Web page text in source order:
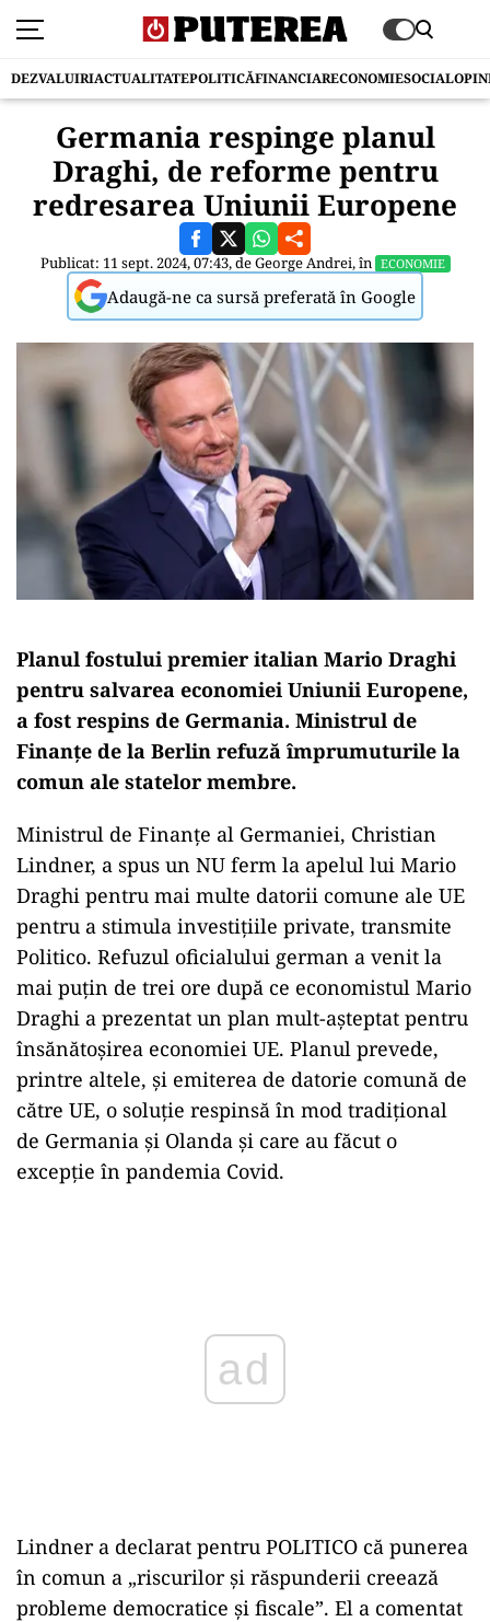
DEZVALUIRIACTUALITATEPOLITICĂFINANCIARECONOMIESOCIAL
Germania respinge planul
Draghi, de reforme pentru
redresarea Uniunii Europene
Publicat: 11 sept. 2024, 07:43, deGeorge Andrei, în ECONOMIE
Adaugă-ne ca sursă preferată în Google
Planul fostului premier italian Mario Draghi
pentru salvarea economiei Uniunii Europene,
a fost respins de Germania. Ministrul de
Finanțe de la Berlin refuză împrumuturile la
comun ale statelor membre.
Ministrul de Finanțe al Germaniei, Christian
Lindner, a spus un NU ferm la apelul lui Mario
Draghi pentru mai multe datorii comune ale UE
pentru a stimula investițiile private, transmite
Politico. Refuzul oficialului german a venit la
mai puțin de trei ore după ce economistul Mario
Draghi a prezentat un plan mult-așteptat pentru
însănătoșirea economiei UE. Planul prevede,
printre altele, și emiterea de datorie comună de
către UE, o soluție respinsă în mod tradițional
de Germania și Olanda și care au făcut o
excepție în pandemia Covid.
Lindner a declarat pentru POLITICO că punerea
în comun a „riscurilor și răspunderii creează
probleme democratice și fiscale”. El a comentat